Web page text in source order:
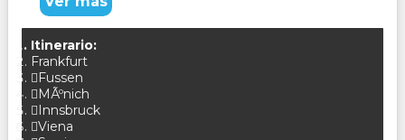
Itinerario:
Frankfurt
Fussen
MÃºnich
Innsbruck
Viena